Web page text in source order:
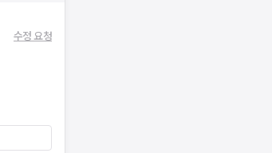
수정 요청